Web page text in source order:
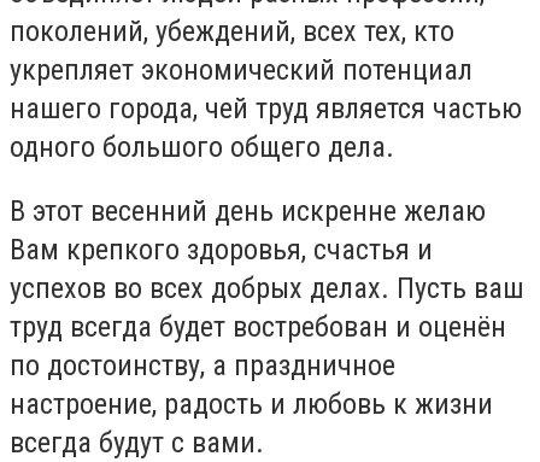
поколений, убеждений, всех тех, кто
укрепляет экономический потенциал
нашего города, чей труд является частью
одного большого общего дела.
В этот весенний день искренне желаю
Вам крепкого здоровья, счастья и
успехов во всех добрых делах. Пусть ваш
труд всегда будет востребован и оценён
по достоинству, а праздничное
настроение, радость и любовь к жизни
всегда будут с вами.